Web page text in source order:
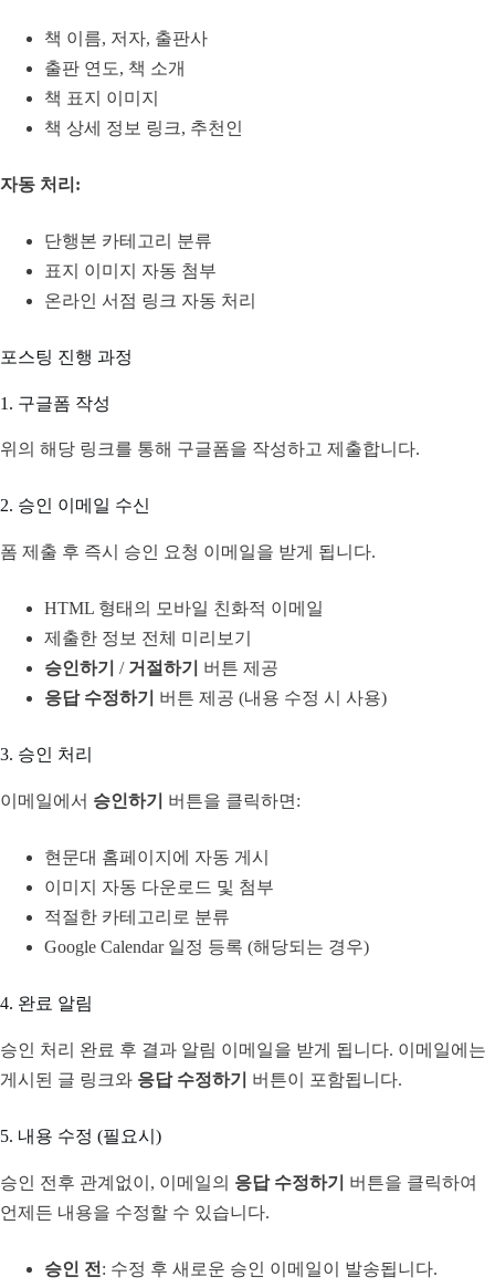
책 이름, 저자, 출판사
출판 연도, 책 소개
책 표지 이미지
책 상세 정보 링크, 추천인
자동 처리:
단행본 카테고리 분류
표지 이미지 자동 첨부
온라인 서점 링크 자동 처리
포스팅 진행 과정
1. 구글폼 작성
위의 해당 링크를 통해 구글폼을 작성하고 제출합니다.
2. 승인 이메일 수신
폼 제출 후 즉시 승인 요청 이메일을 받게 됩니다.
HTML 형태의 모바일 친화적 이메일
제출한 정보 전체 미리보기
승인하기 / 거절하기
버튼 제공
응답 수정하기
버튼 제공 (내용 수정 시 사용)
3. 승인 처리
이메일에서 승인하기 버튼을 클릭하면:
현문대 홈페이지에 자동 게시
이미지 자동 다운로드 및 첨부
적절한 카테고리로 분류
Google Calendar 일정 등록 (해당되는 경우)
4. 완료 알림
승인 처리 완료 후 결과 알림 이메일을 받게 됩니다. 이메일에는
게시된 글 링크와 응답 수정하기 버튼이 포함됩니다.
5. 내용 수정 (필요시)
승인 전후 관계없이, 이메일의 응답 수정하기
버튼을 클릭하여
언제든 내용을 수정할 수 있습니다.
승인 전 : 수정 후 새로운 승인 이메일이 발송됩니다.